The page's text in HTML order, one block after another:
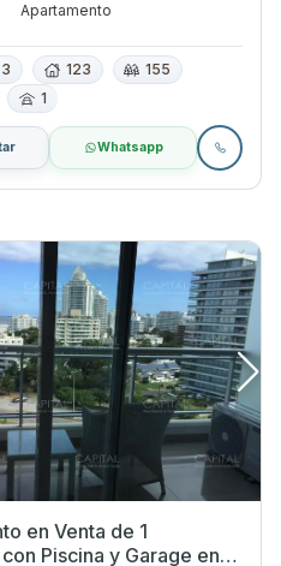
Apartamento
3 123
155
1
Whatsapp
en Venta de 1
Piscina y Garage en